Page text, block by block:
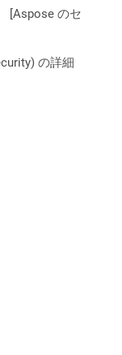
[Aspose のセ
の詳細